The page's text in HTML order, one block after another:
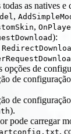
todas as natives
,
,
):
opções de
de configuração
de configuração
).
pode carregar
artconfig.txt,